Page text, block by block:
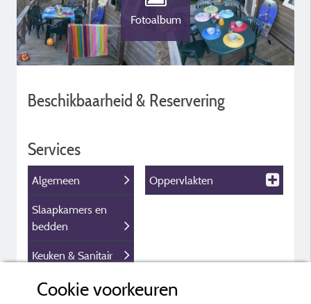
Fotoalbum
Beschikbaarheid & Reservering
Services
Algemeen
Slaapkamers en
bedden
Keuken & Sanitair
Binnenvoorzieningen
Oppervlakten
Cookie voorkeuren